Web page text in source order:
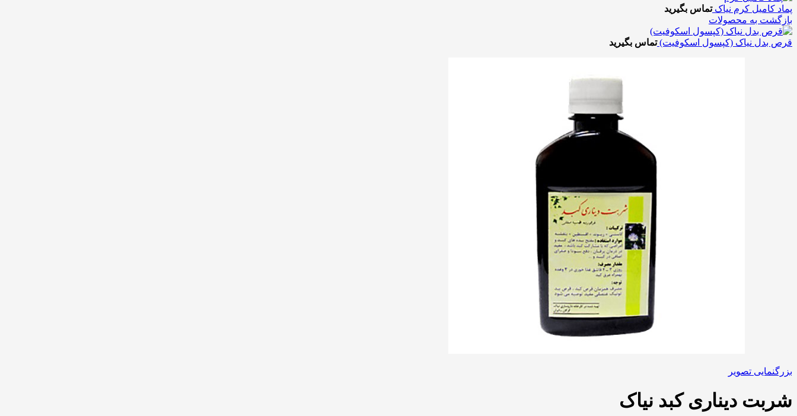
پماد کامیل کرم نیاکتماس بگیرید
بازگشت به محصولات
قرص بدل نیاک (کپسول اسکوفیت)تماس بگیرید
بزرگنمایی تصویر
شربت دیناری کبد نیاک